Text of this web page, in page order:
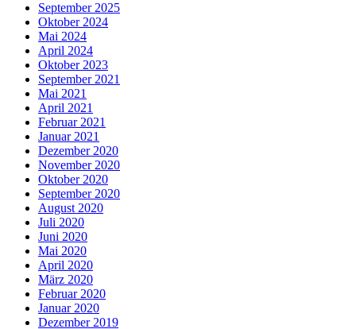
September 2025
Oktober 2024
Mai 2024
April 2024
Oktober 2023
September 2021
Mai 2021
April 2021
Februar 2021
Januar 2021
Dezember 2020
November 2020
Oktober 2020
September 2020
August 2020
Juli 2020
Juni 2020
Mai 2020
April 2020
März 2020
Februar 2020
Januar 2020
Dezember 2019